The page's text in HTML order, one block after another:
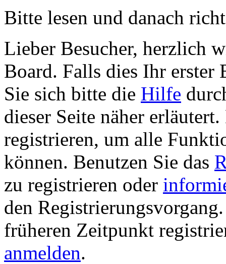
Bitte lesen und danach
Lieber Besucher, herzlich
Board. Falls dies Ihr erster
Sie sich bitte die Hilfe
dieser Seite näher
registrieren, um alle
können. Benutzen Sie das
zu registrieren oder
den
früheren Zeitpunkt
anmelden.